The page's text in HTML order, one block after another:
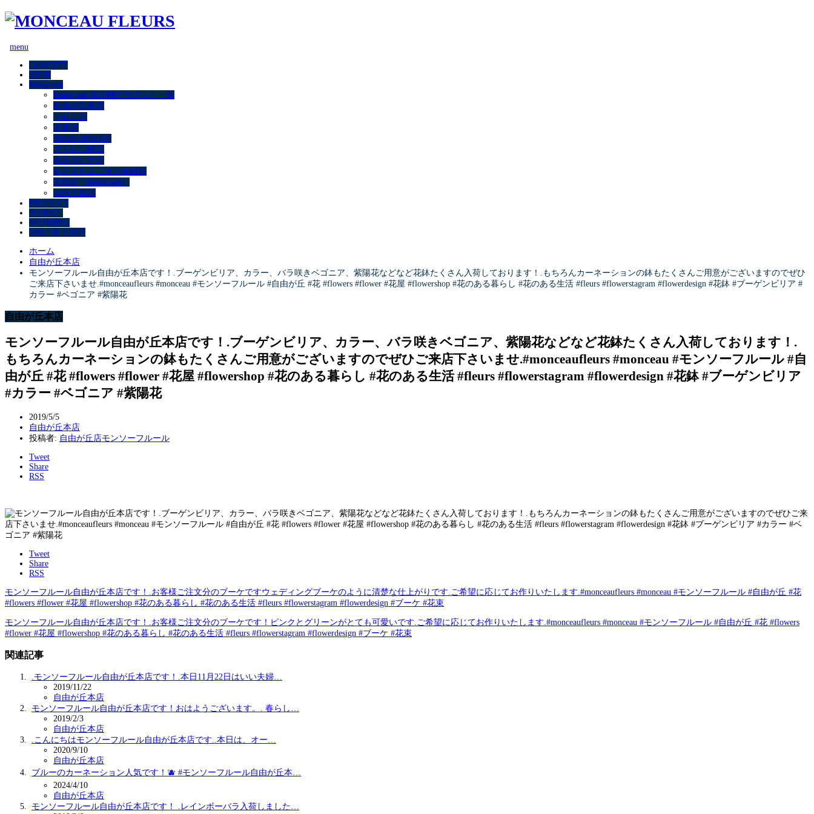
menu
CONCEPT
SHOP
Instagram
Instagram 全店舗アカウント一覧
自由が丘本店
小石川店
中延店
NISHIGINZA店
アトレ川崎店
水沢ロピア店
もとまちユニオン元町店
大船店（Instagram）
仙台三越店
PRODUCT
SCHOOL
WEDDING
ONLINE SHOP
ホーム
自由が丘本店
モンソーフルール自由が丘本店です！.ブーゲンビリア、カラー、バラ咲きベゴニア、紫陽花などなど花鉢たくさん入荷しております！.もちろんカーネーションの鉢もたくさんご用意がございますのでぜひ
ご来店下さいませ️.#monceaufleurs #monceau #モンソーフルール #自由が丘 #花 #flowers #flower #花屋 #flowershop #花のある暮らし #花のある生活 #fleurs #flowerstagram #flowerdesign #花鉢 #ブーゲンビリア #
カラー #ベゴニア #紫陽花
自由が丘本店
モンソーフルール自由が丘本店です！.ブーゲンビリア、カラー、バラ咲きベゴニア、紫陽花などなど花鉢たくさん入荷しております！.
もちろんカーネーションの鉢もたくさんご用意がございますのでぜひご来店下さいませ️.#monceaufleurs #monceau #モンソーフルール #自
由が丘 #花 #flowers #flower #花屋 #flowershop #花のある暮らし #花のある生活 #fleurs #flowerstagram #flowerdesign #花鉢 #ブーゲンビリア
#カラー #ベゴニア #紫陽花
2019/5/5
自由が丘本店
投稿者: 自由が丘店モンソーフルール
Tweet
Share
RSS
Tweet
Share
RSS
モンソーフルール自由が丘本店です！.お客様ご注文分のブーケですウェディングブーケのように清楚な仕上がりです️.ご希望に応じてお作りいたします.#monceaufleurs #monceau #モンソーフルール #自由が丘 #花
#flowers #flower #花屋 #flowershop #花のある暮らし #花のある生活 #fleurs #flowerstagram #flowerdesign #ブーケ #花束
モンソーフルール自由が丘本店です！.お客様ご注文分のブーケです！ピンクとグリーンがとても可愛いです.ご希望に応じてお作りいたします.#monceaufleurs #monceau #モンソーフルール #自由が丘 #花 #flowers
#flower #花屋 #flowershop #花のある暮らし #花のある生活 #fleurs #flowerstagram #flowerdesign #ブーケ #花束
関連記事
.モンソーフルール自由が丘本店です！.本日11月22日はいい夫婦…
2019/11/22
自由が丘本店
モンソーフルール自由が丘本店です！おはようございます。. 春らし…
2019/2/3
自由が丘本店
.こんにちはモンソーフルール自由が丘本店です..本日は、オー…
2020/9/10
自由が丘本店
ブルーのカーネーション人気です！🫐 #モンソーフルール自由が丘本…
2024/4/10
自由が丘本店
モンソーフルール自由が丘本店です！ .レインボーバラ入荷しました…